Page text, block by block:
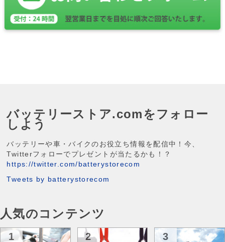
バッテリーストア.comをフォロー
しよう
バッテリーや車・バイクのお役立ち情報を配信中！今、
Twitterフォローでプレゼントが当たるかも！？
https://twitter.com/batterystorecom
Tweets by batterystorecom
人気のコンテンツ
1 2 3